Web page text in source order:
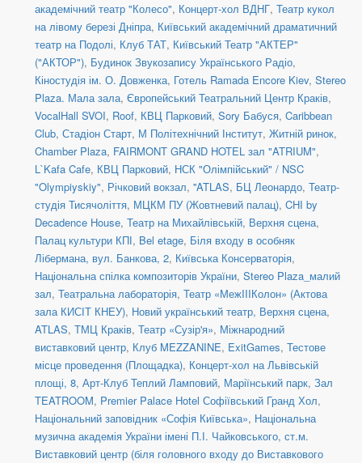
академічний театр "Колесо", Концерт-хол ВДНГ, Театр кукол
на лівому березі Дніпра, Київський академічний драматичний
театр на Подолі, Клуб ТАТ, Київський Театр "АКТЕР"
("АКТОР"), Будинок Звукозапису Українського Радіо,
Кіностудія ім. О. Довженка, Готель Ramada Encore Kiev, Stereo
Plaza. Мала зала, Європейський Театральний Центр Краків,
VocalHall SVOI, Roof, КВЦ Парковий, Sory Бабуся, Caribbean
Club, Стадіон Старт, М Політехнічний Інститут, Житній ринок,
Chamber Plaza, FAIRMONT GRAND HOTEL зал "ATRIUM",
L`Kafa Cafe, КВЦ Парковий, НСК "Олімпійський" / NSC
"Olympiyskiy", Річковий вокзал, ''ATLAS, БЦ Леонардо, Театр-
студія Тисячоліття, МЦКМ ПУ (Жовтневий палац), CHI by
Decadence House, Театр на Михайлівській, Верхня сцена,
Палац культури КПІ, Bel etage, Біля входу в особняк
Лібермана, вул. Банкова, 2, Київська Консерваторія,
Національна спілка композиторів України, Stereo Plaza_малий
зал, Театральна лабораторія, Театр «МежIIIКолон» (Актова
зала КИСІТ КНЕУ), Новий український театр, Верхня сцена,
ATLAS, ТМЦ Краків, Театр «Сузір'я», Міжнародний
виставковий центр, Клуб MEZZANINE, ExitGames, Тестове
місце проведення (Площадка), Концерт-хол на Львівській
площі, 8, Арт-Клуб Теплий Ламповий, Маріїнський парк, Зал
TEATROOM, Premier Palace Hotel Софіївський Гранд Хол,
Національний заповідник «Софія Київська», Національна
музична академія України імені П.І. Чайковського, ст.м.
Виставковий центр (біля головного входу до Виставкового